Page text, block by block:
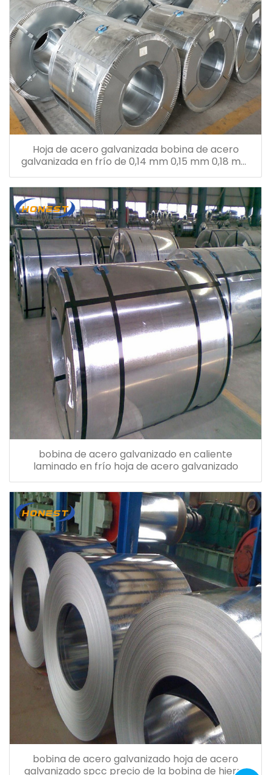
Hoja de acero galvanizada bobina de acero
galvanizada en frío de 0,14 mm 0,15 mm 0,18 mm
0,26 mm
bobina de acero galvanizado en caliente
laminado en frío hoja de acero galvanizado
bobina de acero galvanizado hoja de acero
galvanizado spcc precio de la bobina de hierro